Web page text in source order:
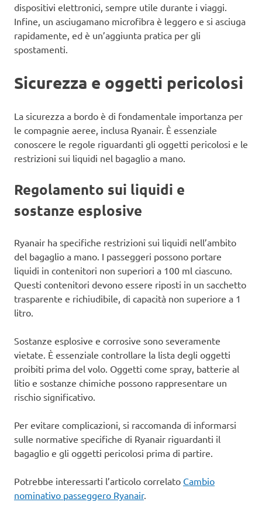
dispositivi elettronici, sempre utile durante i viaggi.
Infine, un asciugamano microfibra è leggero e si asciuga
rapidamente, ed è un’aggiunta pratica per gli
spostamenti.
Sicurezza e oggetti pericolosi
La sicurezza a bordo è di fondamentale importanza per
le compagnie aeree, inclusa Ryanair. È essenziale
conoscere le regole riguardanti gli oggetti pericolosi e le
restrizioni sui liquidi nel bagaglio a mano.
Regolamento sui liquidi e
sostanze esplosive
Ryanair ha specifiche restrizioni sui liquidi nell’ambito
del bagaglio a mano. I passeggeri possono portare
liquidi in contenitori non superiori a 100 ml ciascuno.
Questi contenitori devono essere riposti in un sacchetto
trasparente e richiudibile, di capacità non superiore a 1
litro.
Sostanze esplosive e corrosive sono severamente
vietate. È essenziale controllare la lista degli oggetti
proibiti prima del volo. Oggetti come spray, batterie al
litio e sostanze chimiche possono rappresentare un
rischio significativo.
Per evitare complicazioni, si raccomanda di informarsi
sulle normative specifiche di Ryanair riguardanti il
bagaglio e gli oggetti pericolosi prima di partire.
Potrebbe interessarti l’articolo correlato Cambio
nominativo passeggero Ryanair.